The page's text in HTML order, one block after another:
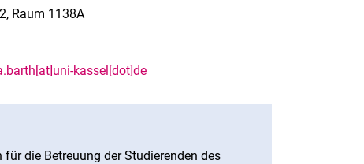
Raum 1138A
kassel[dot]de
die Betreuung der Studierenden des